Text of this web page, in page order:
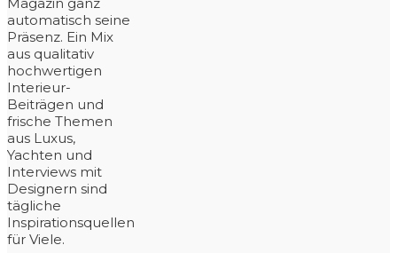
automatisch seine
Präsenz. Ein Mix
aus qualitativ
hochwertigen
Interieur-
Beiträgen und
frische Themen
aus Luxus,
Yachten und
Interviews mit
Designern sind
tägliche
Inspirationsquellen
für Viele.